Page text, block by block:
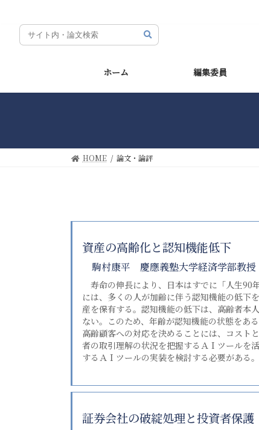
ス
ン
ホーム 編集委員
HOME 論文・論評
資産の高齢化と認知機能低下
駒村康平 慶應義塾大学経済学部教授
寿命の伸長により、日本はすでに「人生90
には、多くの人が加齢に伴う認知機能の低下
産を保有する。認知機能の低下は、高齢者本
ない。このため、年齢が認知機能の状態をあ
高齢顧客への対応を決めることには、コスト
者の取引理解の状況を把握するＡＩツールを
するＡＩツールの実装を検討する必要がある。
証券会社の破綻処理と投資者保護